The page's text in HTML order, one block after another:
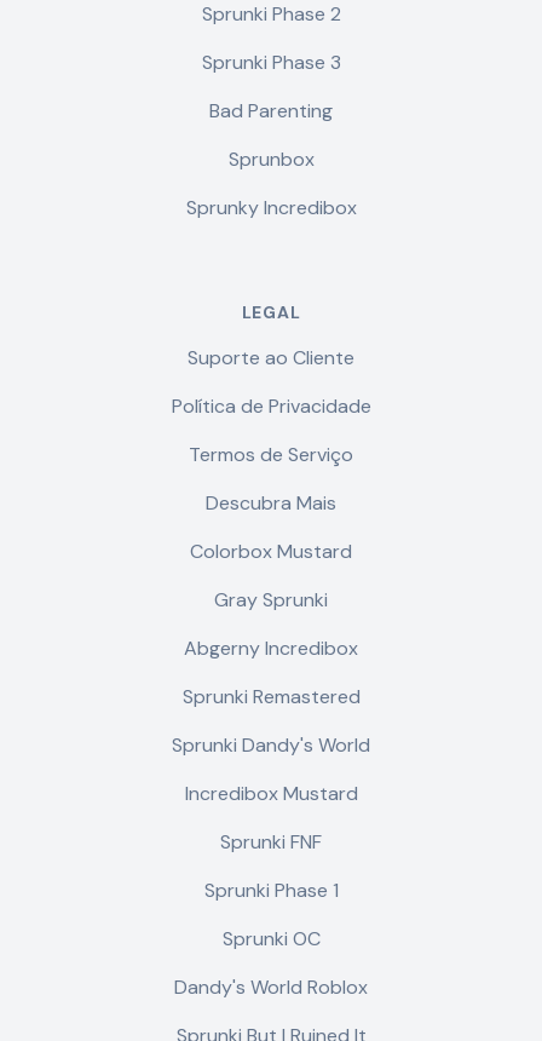
Sprunki Phase 2
Sprunki Phase 3
Bad Parenting
Sprunbox
Sprunky Incredibox
LEGAL
Suporte ao Cliente
Política de Privacidade
Termos de Serviço
Descubra Mais
Colorbox Mustard
Gray Sprunki
Abgerny Incredibox
Sprunki Remastered
Sprunki Dandy's World
Incredibox Mustard
Sprunki FNF
Sprunki Phase 1
Sprunki OC
Dandy's World Roblox
Sprunki But I Ruined It